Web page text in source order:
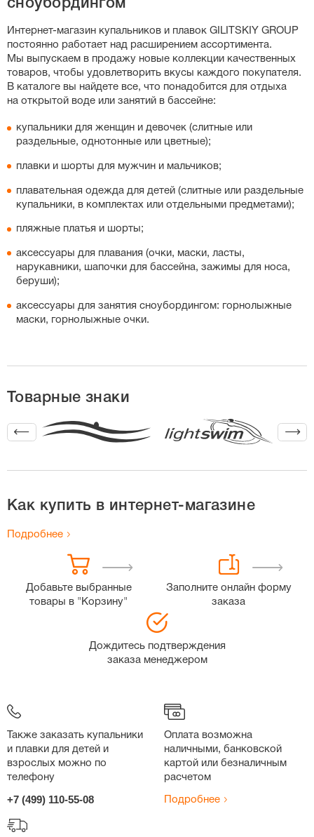
слитных купальников, особенно спортивных моделей с
если у вас высокий рост, выбирайте больший размер,
чтобы бретели не врезались в плечи. Вы также можете
свериться с нашей точной таблицей размеров на
странице каждого товара.
сноубордингом
Интернет-магазин купальников и плавок GILITSKIY GROUP
постоянно работает над расширением ассортимента.
Мы выпускаем в продажу новые коллекции качественных
товаров, чтобы удовлетворить вкусы каждого покупателя.
В каталоге вы найдете все, что понадобится для отдыха
на открытой воде или занятий в бассейне:
купальники для женщин и девочек (слитные или
раздельные, однотонные или цветные);
плавки и шорты для мужчин и мальчиков;
плавательная одежда для детей (слитные или раздельные
купальники, в комплектах или отдельными предметами);
пляжные платья и шорты;
аксессуары для плавания (очки, маски, ласты,
нарукавники, шапочки для бассейна, зажимы для носа,
беруши);
аксессуары для занятия сноубордингом: горнолыжные
маски, горнолыжные очки.
Товарные знаки
Как купить в интернет-магазине
Подробнее
Добавьте выбранные
товары в "Корзину"
Заполните онлайн форму
заказа
Дождитесь подтверждения
заказа менеджером
Также заказать купальники
и плавки для детей и
взрослых можно по
телефону
+7 (499) 110-55-08
Оплата возможна
наличными, банковской
картой или безналичным
расчетом
Подробнее